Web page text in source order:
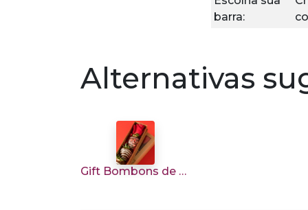
barra:
Alternativas
Gift Bombons de Morango e Rosa